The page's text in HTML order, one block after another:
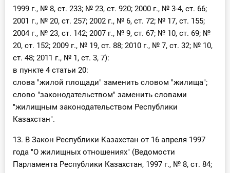
1999 г., № 8, ст. 233; № 23, ст. 920; 2000 г., № 3-4, ст. 66;
2001 г., № 20, ст. 257; 2002 г., № 6, ст. 72; № 17, ст. 155;
2004 г., № 23, ст. 142; 2007 г., № 9, ст. 67; № 10, ст. 69; №
20, ст. 152; 2009 г., № 19, ст. 88; 2010 г., № 7, ст. 32; № 10,
ст. 48; 2011 г., № 1, ст. 3, 7):
в пункте 4 статьи 20:
слова "жилой площади" заменить словом "жилища";
слово "законодательством" заменить словами
"жилищным законодательством Республики
Казахстан".
13. В Закон Республики Казахстан от 16 апреля 1997
года "О жилищных отношениях" (Ведомости
Парламента Республики Казахстан, 1997 г., № 8, ст. 84;